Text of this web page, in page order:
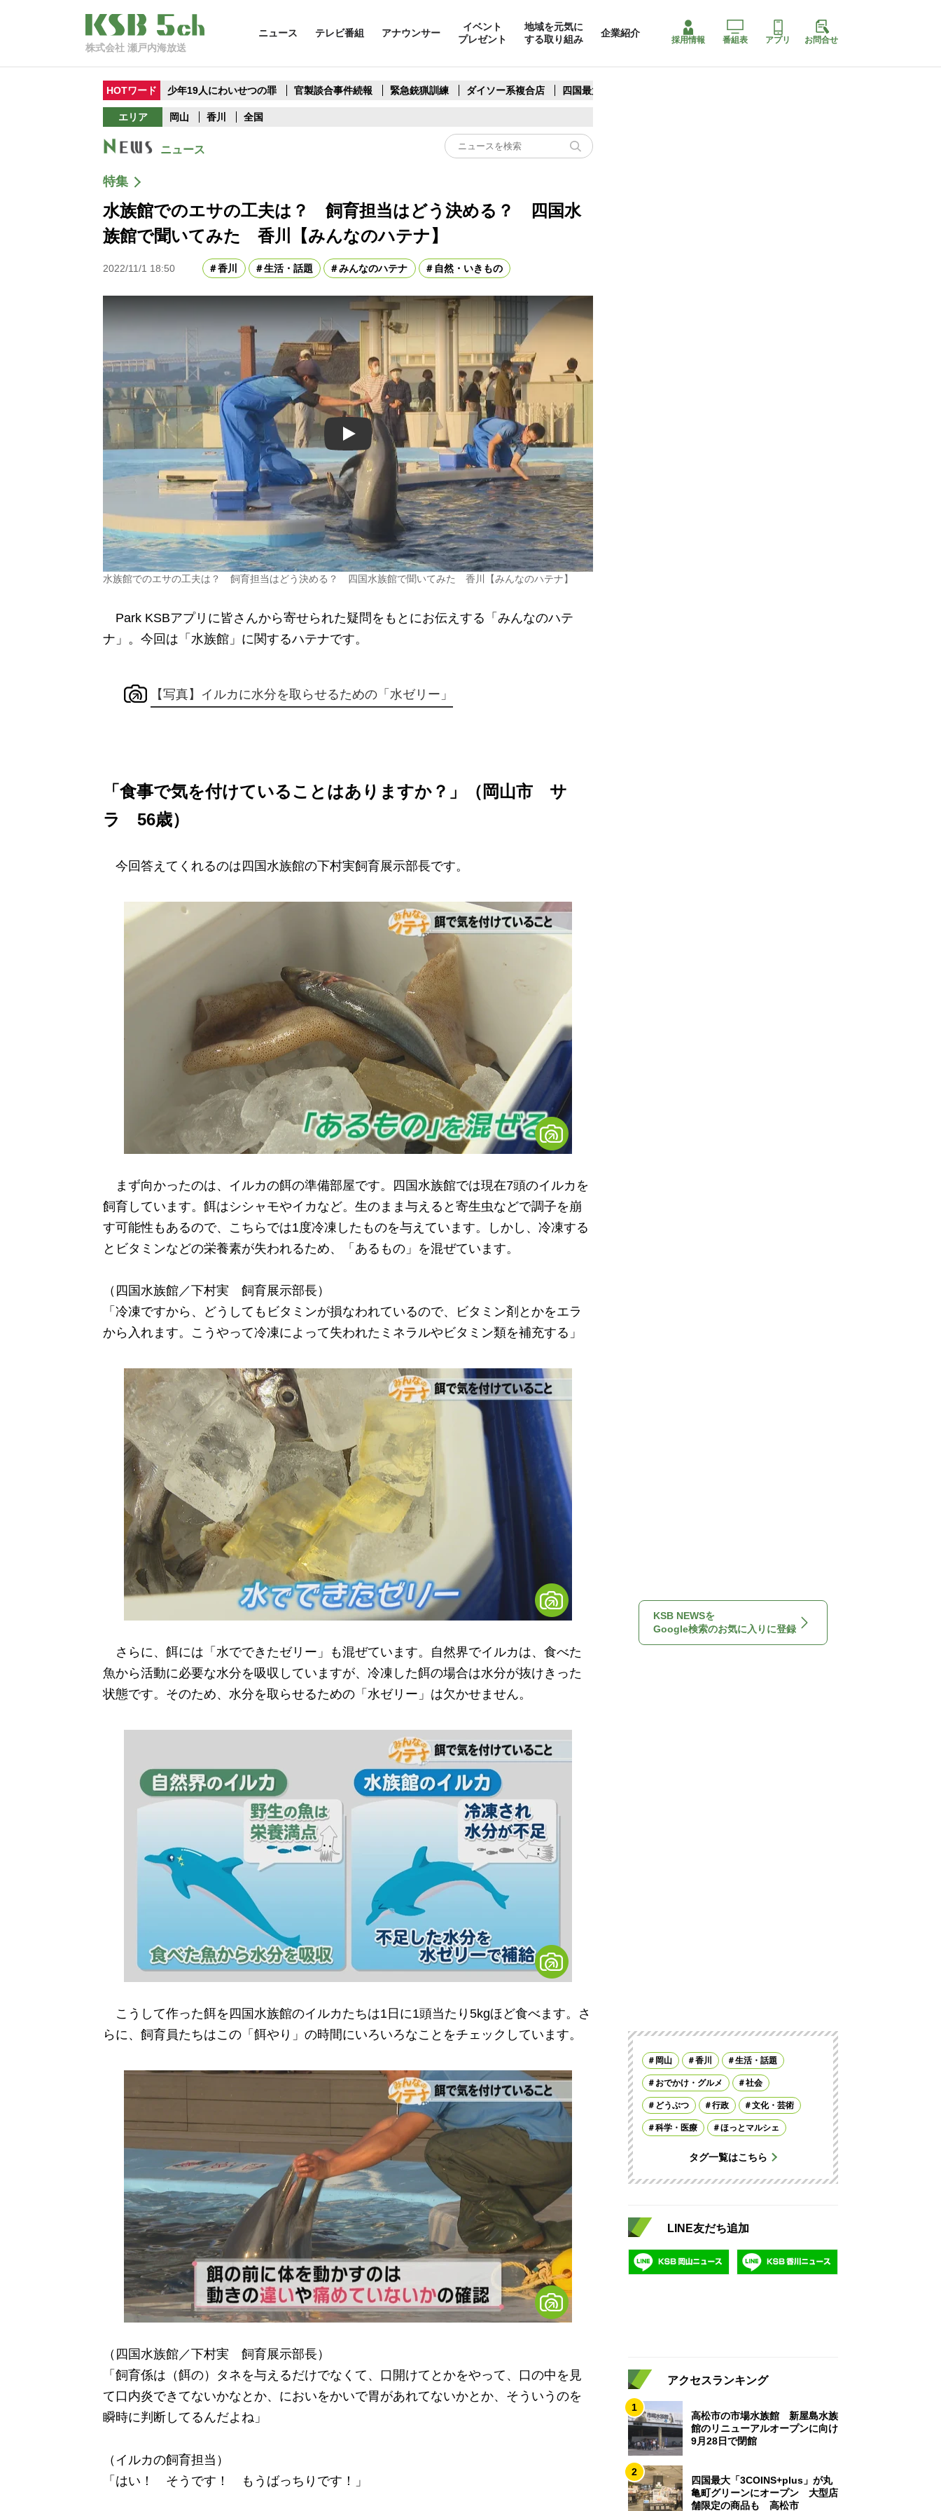
株式会社 瀬戸内海放送
ニュース テレビ番組 アナウンサー
イベント
プレゼント
地域を元気に
する取り組み
企業紹介
採用情報 番組表 アプリ お問合せ
HOTワード 少年19人にわいせつの罪 官製談合事件続報 緊急銃猟訓練 ダイソー系複合店 四国最大スリコ
エリア 岡山 香川 全国
ニュース
特集
水族館でのエサの工夫は？ 飼育担当はどう決める？ 四国水
族館で聞いてみた 香川【みんなのハテナ】
2022/11/1 18:50 香川 生活・話題 みんなのハテナ 自然・いきもの
Play
水族館でのエサの工夫は？ 飼育担当はどう決める？ 四国水族館で聞いてみた 香川【みんなのハテナ】
Park KSBアプリに皆さんから寄せられた疑問をもとにお伝えする「みんなのハテ
ナ」。今回は「水族館」に関するハテナです。
【写真】イルカに水分を取らせるための「水ゼリー」
「食事で気を付けていることはありますか？」（岡山市 サ
ラ 56歳）
今回答えてくれるのは四国水族館の下村実飼育展示部長です。
まず向かったのは、イルカの餌の準備部屋です。四国水族館では現在7頭のイルカを
飼育しています。餌はシシャモやイカなど。生のまま与えると寄生虫などで調子を崩
す可能性もあるので、こちらでは1度冷凍したものを与えています。しかし、冷凍する
とビタミンなどの栄養素が失われるため、「あるもの」を混ぜています。
（四国水族館／下村実 飼育展示部長）
「冷凍ですから、どうしてもビタミンが損なわれているので、ビタミン剤とかをエラ
から入れます。こうやって冷凍によって失われたミネラルやビタミン類を補充する」
さらに、餌には「水でできたゼリー」も混ぜています。自然界でイルカは、食べた
魚から活動に必要な水分を吸収していますが、冷凍した餌の場合は水分が抜けきった
状態です。そのため、水分を取らせるための「水ゼリー」は欠かせません。
こうして作った餌を四国水族館のイルカたちは1日に1頭当たり5kgほど食べます。さ
らに、飼育員たちはこの「餌やり」の時間にいろいろなことをチェックしています。
（四国水族館／下村実 飼育展示部長）
「飼育係は（餌の）タネを与えるだけでなくて、口開けてとかをやって、口の中を見
て口内炎できてないかなとか、においをかいで胃があれてないかとか、そういうのを
瞬時に判断してるんだよね」
（イルカの飼育担当）
「はい！ そうです！ もうばっちりです！」
KSB NEWSを
Google検索のお気に入りに登録
岡山 香川 生活・話題
おでかけ・グルメ 社会
どうぶつ 行政 文化・芸術
科学・医療 ほっとマルシェ
タグ一覧はこちら
LINE友だち追加
アクセスランキング
1
高松市の市場水族館 新屋島水族
館のリニューアルオープンに向け
9月28日で閉館
2
四国最大「3COINS+plus」が丸
亀町グリーンにオープン 大型店
舗限定の商品も 高松市